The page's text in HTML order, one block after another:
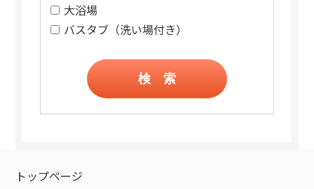
大浴場
バスタブ（洗い場付き）
検 索
トップページ